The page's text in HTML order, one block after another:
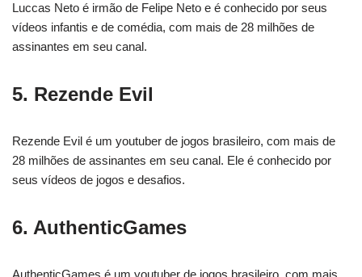
Luccas Neto é irmão de Felipe Neto e é conhecido por seus
vídeos infantis e de comédia, com mais de 28 milhões de
assinantes em seu canal.
5. Rezende Evil
Rezende Evil é um youtuber de jogos brasileiro, com mais de
28 milhões de assinantes em seu canal. Ele é conhecido por
seus vídeos de jogos e desafios.
6. AuthenticGames
AuthenticGames é um youtuber de jogos brasileiro, com mais